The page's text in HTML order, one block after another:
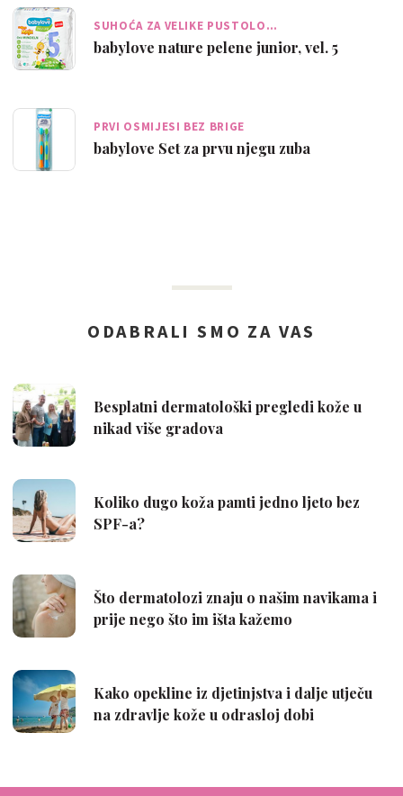
SUHOĆA ZA VELIKE PUSTOLO…
babylove nature pelene junior, vel. 5
PRVI OSMIJESI BEZ BRIGE
babylove Set za prvu njegu zuba